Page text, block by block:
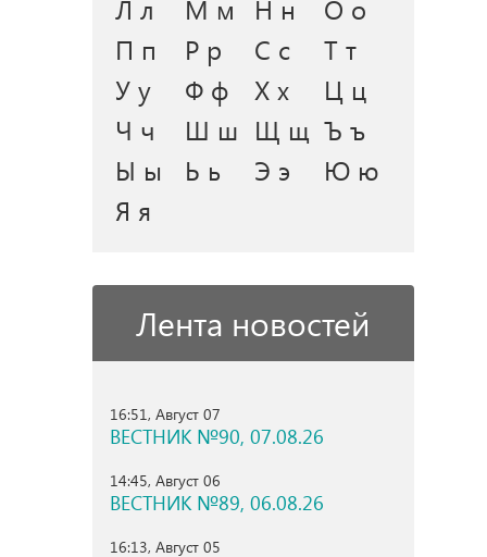
Л л М м Н н
О о
П п
Р р С с
Т т
У у
Ф ф Х х
Ц ц
Ч ч
Ш ш Щ щ Ъ ъ
Ы ы
Ь ь Э э
Ю ю
Я я
Лента новостей
16:51, Август 07
ВЕСТНИК №90, 07.08.26
14:45, Август 06
ВЕСТНИК №89, 06.08.26
16:13, Август 05